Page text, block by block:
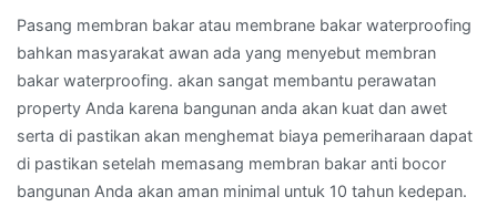
Pasang membran bakar atau membrane bakar waterproofing
bahkan masyarakat awan ada yang menyebut membran
bakar waterproofing. akan sangat membantu perawatan
property Anda karena bangunan anda akan kuat dan awet
serta di pastikan akan menghemat biaya pemeriharaan dapat
di pastikan setelah memasang membran bakar anti bocor
bangunan Anda akan aman minimal untuk 10 tahun kedepan.